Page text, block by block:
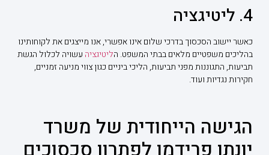
4. ליטיגציה
כאשר יישוב הסכסוך בדרכי שלום אינו אפשרי, אנו מייצגים את לקוחותינו
בהליכים משפטיים מלאים בבתי המשפט. הליטיגציה עשויה לכלול הגשת
תביעות, התגוננות מפני תביעות, הליכי ביניים כגון צווי מניעה זמניים,
חקירות נגדיות ועוד.
הגישה הייחודית של משרד